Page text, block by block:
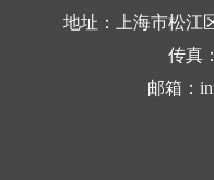
传...
地址：上海市松江
传真
邮箱：